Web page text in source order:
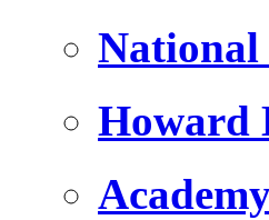
National
Howard